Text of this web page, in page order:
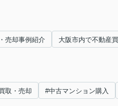
売却事例紹介 大阪市内で不動産
取・売却 #中古マンション購入